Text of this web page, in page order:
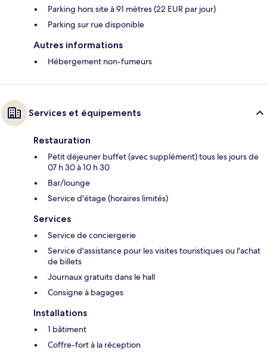
Parking hors site à 91 mètres (22 EUR par jour)
Parking sur rue disponible
Autres informations
Hébergement non-fumeurs
Services et équipements
Restauration
Petit déjeuner buffet (avec supplément) tous les jours de
07 h 30 à 10 h 30
Bar/lounge
Service d'étage (horaires limités)
Services
Service de conciergerie
Service d'assistance pour les visites touristiques ou l'achat
de billets
Journaux gratuits dans le hall
Consigne à bagages
Installations
1 bâtiment
Coffre-fort à la réception